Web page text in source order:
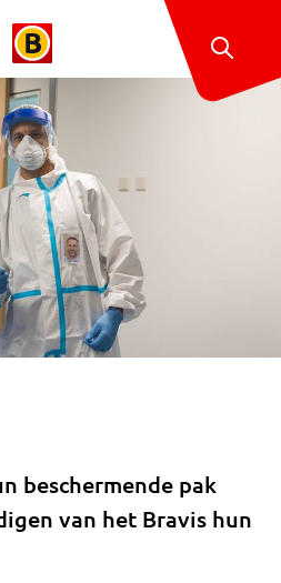
beschermende pak
van het Bravis hun